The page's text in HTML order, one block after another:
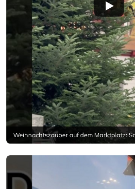
Weihnachtszauber auf dem Marktplatz: